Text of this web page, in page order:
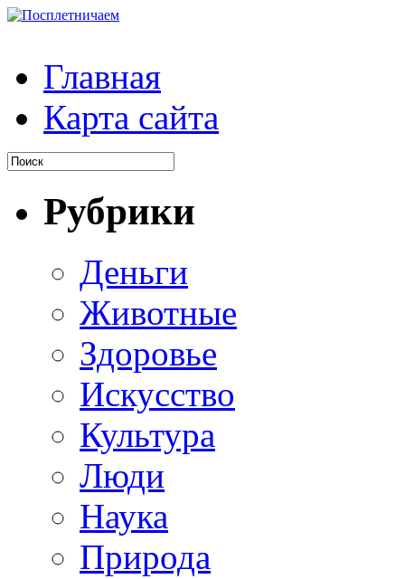
Главная
Карта сайта
Рубрики
Деньги
Животные
Здоровье
Искусство
Культура
Люди
Наука
Природа